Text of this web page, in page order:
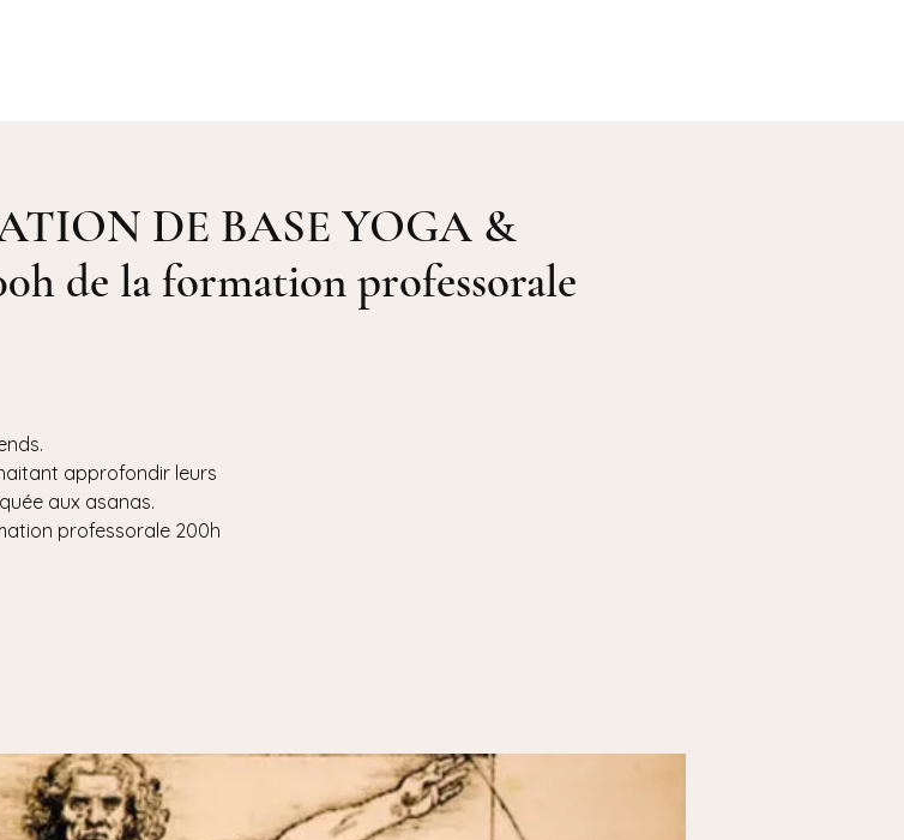
DE BASE YOGA &
de la formation professorale
approfondir leurs
aux asanas.
professorale 200h